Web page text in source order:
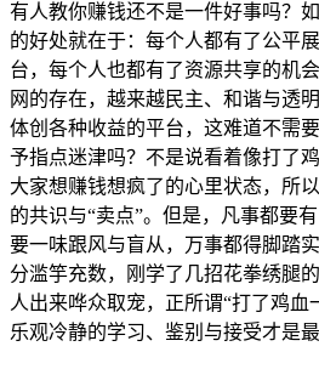
有人教你赚钱还不是一件好事吗？
的好处就在于：每个人都有了公平
台，每个人也都有了资源共享的机
网的存在，越来越民主、和谐与透
体创各种收益的平台，这难道不需
予指点迷津吗？不是说看着像打了
大家想赚钱想疯了的心里状态，所
的共识与“卖点”。但是，凡事都要
要一味跟风与盲从，万事都得脚踏
分滥竽充数，刚学了几招花拳绣腿
人出来哗众取宠，正所谓“打了鸡血
乐观冷静的学习、鉴别与接受才是最